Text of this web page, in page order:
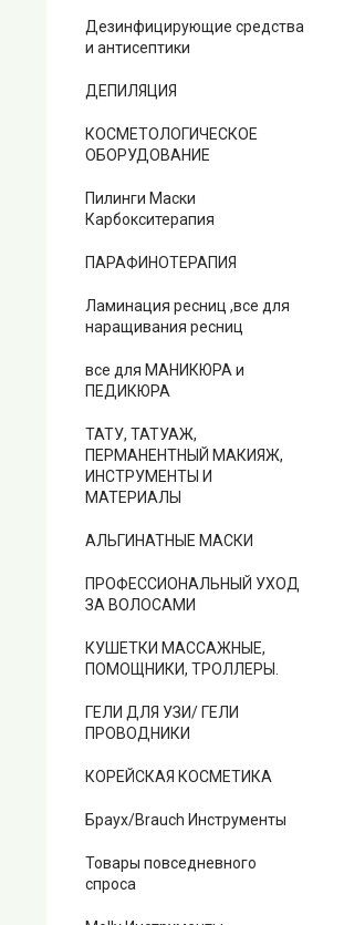
Дезинфицирующие средства
и антисептики
ДЕПИЛЯЦИЯ
КОСМЕТОЛОГИЧЕСКОЕ
ОБОРУДОВАНИЕ
Пилинги Маски
Карбокситерапия
ПАРАФИНОТЕРАПИЯ
Ламинация ресниц ,все для
наращивания ресниц
все для МАНИКЮРА и
ПЕДИКЮРА
ТАТУ, ТАТУАЖ,
ПЕРМАНЕНТНЫЙ МАКИЯЖ,
ИНСТРУМЕНТЫ И
МАТЕРИАЛЫ
АЛЬГИНАТНЫЕ МАСКИ
ПРОФЕССИОНАЛЬНЫЙ УХОД
ЗА ВОЛОСАМИ
КУШЕТКИ МАССАЖНЫЕ,
ПОМОЩНИКИ, ТРОЛЛЕРЫ.
ГЕЛИ ДЛЯ УЗИ/ ГЕЛИ
ПРОВОДНИКИ
КОРЕЙСКАЯ КОСМЕТИКА
Браух/Brauch Инструменты
Товары повседневного
спроса